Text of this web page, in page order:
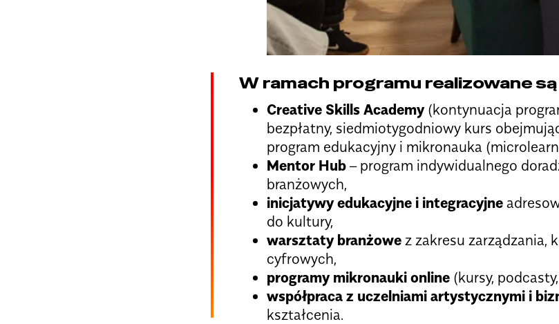
W ramach programu realizowane są
Creative Skills Academy(kontynuacja
bezpłatny, siedmiotygodniowy kurs
program edukacyjny i mikronauka
Mentor Hub– program indywidualnego
branżowych,
inicjatywy edukacyjne i integracyjne
do kultury,
warsztaty branżowez zakresu zarządzania,
cyfrowych,
programy mikronauki online(kursy,
współpraca z uczelniami artystycznymi i
kształcenia.